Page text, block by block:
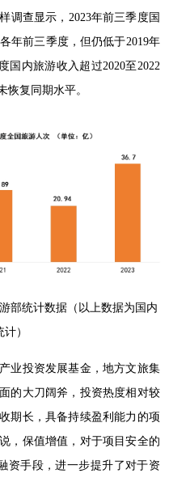
调查显示，2023年前三季度国
年前三季度，但仍低于2019年
国内旅游收入超过2020至2022
恢复同期水平。
部统计数据（以上数据为国内
）
业投资发展基金，地方文旅集
的大刀阔斧，投资热度相对较
期长，具备持续盈利能力的项
，保值增值，对于项目安全的
资手段，进一步提升了对于资